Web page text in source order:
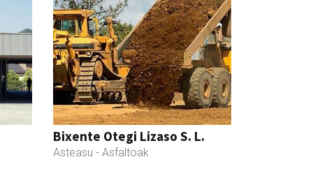
Bixente Otegi Lizaso S. L.
Asteasu - Asfaltoak